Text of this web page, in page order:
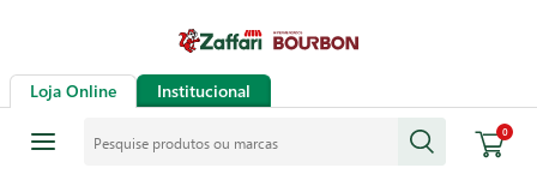
Loja Online Institucional
0